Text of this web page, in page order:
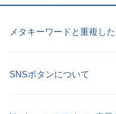
メタキーワードと重複し
SNSボタンについて